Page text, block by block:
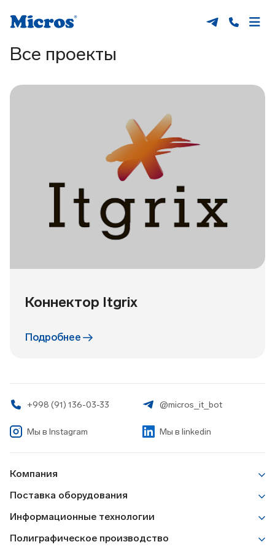
Все проекты
Коннектор Itgrix
Подробнее
+998 (91) 136-03-33 @micros_it_bot
Мы в Instagram Мы в linkedin
Компания
Работа у нас
Разрешительные документы
Поставка оборудования
ИБП, батареи, электрооборудование
Весовое и измерительное оборудование
Информационные технологии
Лицензионное программное обеспечение
Полиграфическое производство